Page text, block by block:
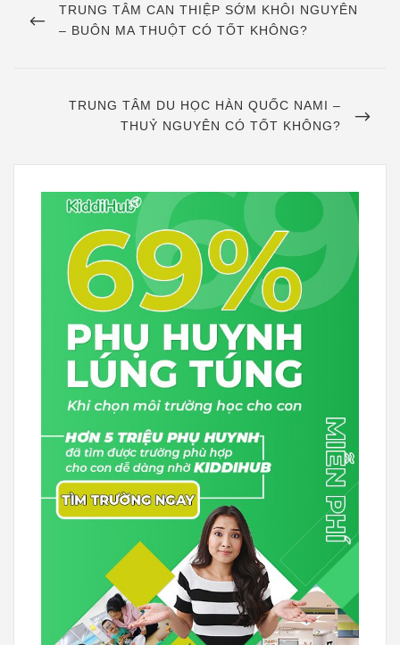
hướng
PREVIOUS
POST
TRUNG TÂM CAN THIỆP SỚM KHÔI NGUYÊN
– BUÔN MA THUỘT CÓ TỐT KHÔNG?
NEXT
TRUNG TÂM DU HỌC HÀN QUỐC NAMI –
THUỶ NGUYÊN CÓ TỐT KHÔNG?